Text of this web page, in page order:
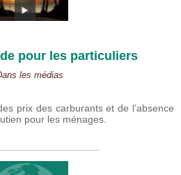
pour les particuliers
les médias
prix des carburants et de l’absence
pour les ménages.